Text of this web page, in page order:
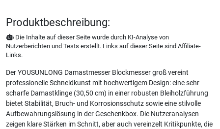
Produktbeschreibung:
Die Inhalte auf dieser Seite wurde durch KI-Analyse von
Nutzerberichten und Tests erstellt. Links auf dieser Seite sind Affiliate-
Links.
Der YOUSUNLONG Damastmesser Blockmesser groß vereint
professionelle Schneidkunst mit hochwertigem Design: eine sehr
scharfe Damastklinge (30,50 cm) in einer robusten Bleiholzführung
bietet Stabilität, Bruch- und Korrosionsschutz sowie eine stilvolle
Aufbewahrungslösung in der Geschenkbox. Die Nutzeranalysen
zeigen klare Stärken im Schnitt, aber auch vereinzelt Kritikpunkte, die